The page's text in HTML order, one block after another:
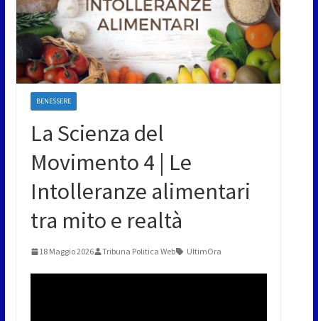
BENESSERE
La Scienza del
Movimento 4 | Le
Intolleranze alimentari
tra mito e realtà
18 Maggio 2026 Tribuna Politica Web UltimOra